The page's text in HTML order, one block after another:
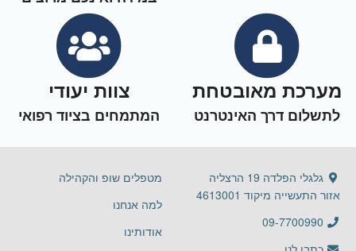
מערכת מאובטחת
לתשלום דרך האינטרנט
צוות יעודי
המתמחים בציוד רפואי
גלגלי הפלדה 19 הרצליה
אזור התעשייה מיקוד 4613001
09-7700990
מטפלים שופ והקהילה
למה אנחנו
אודותינו